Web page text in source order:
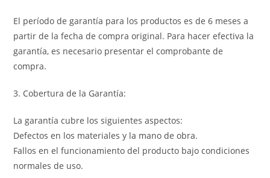
El período de garantía para los productos es de 6 meses a
partir de la fecha de compra original. Para hacer efectiva la
garantía, es necesario presentar el comprobante de
compra.
3. Cobertura de la Garantía:
La garantía cubre los siguientes aspectos:
Defectos en los materiales y la mano de obra.
Fallos en el funcionamiento del producto bajo condiciones
normales de uso.